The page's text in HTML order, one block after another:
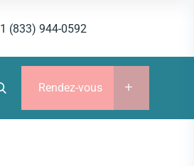
1 (833) 944-0592
Rendez-vous